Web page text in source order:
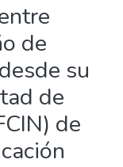
de
su
de
de